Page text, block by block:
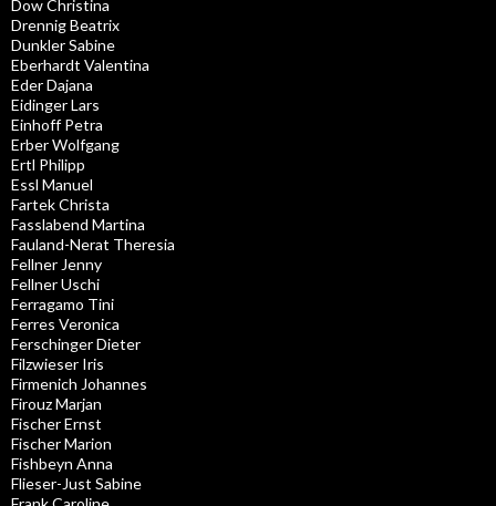
Dow Christina
Drennig Beatrix
Dunkler Sabine
Eberhardt Valentina
Eder Dajana
Eidinger Lars
Einhoff Petra
Erber Wolfgang
Ertl Philipp
Essl Manuel
Fartek Christa
Fasslabend Martina
Fauland-Nerat Theresia
Fellner Jenny
Fellner Uschi
Ferragamo Tini
Ferres Veronica
Ferschinger Dieter
Filzwieser Iris
Firmenich Johannes
Firouz Marjan
Fischer Ernst
Fischer Marion
Fishbeyn Anna
Flieser-Just Sabine